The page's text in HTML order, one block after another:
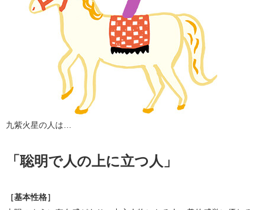
九紫火星の人は…
「聡明で人の上に立つ人」
［基本性格］